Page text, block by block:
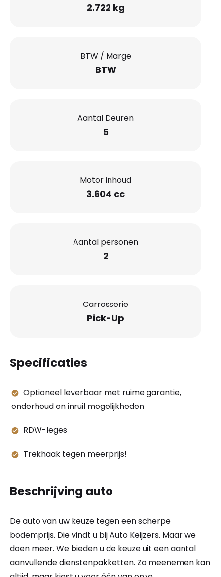
2.722 kg
BTW / Marge
BTW
Aantal Deuren
5
Motor inhoud
3.604 cc
Aantal personen
2
Carrosserie
Pick-Up
Specificaties
Optioneel leverbaar met ruime garantie,
onderhoud en inruil mogelijkheden
RDW-leges
Trekhaak tegen meerprijs!
Beschrijving auto
De auto van uw keuze tegen een scherpe
bodemprijs. Die vindt u bij Auto Keijzers. Maar we
doen meer. We bieden u de keuze uit een aantal
aanvullende dienstenpakketten. Zo meenemen kan